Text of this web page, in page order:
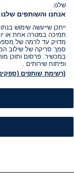
שלנו.
אנחנו והשותפים
ייתכן שייעשה שימוש
תמיכה במטרה אחת או
מדויק עד לרמה של
סמך סריקה של שילוב
במכשיר. פרסום ותוכן
ופיתוח שירותים .
(רשימת שותפים